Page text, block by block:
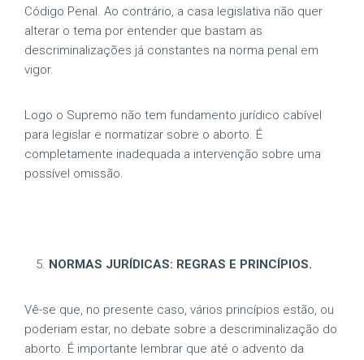
Código Penal. Ao contrário, a casa legislativa não quer
alterar o tema por entender que bastam as
descriminalizações já constantes na norma penal em
vigor.
Logo o Supremo não tem fundamento jurídico cabível
para legislar e normatizar sobre o aborto. É
completamente inadequada a intervenção sobre uma
possível omissão.
NORMAS JURÍDICAS: REGRAS E PRINCÍPIOS.
Vê-se que, no presente caso, vários princípios estão, ou
poderiam estar, no debate sobre a descriminalização do
aborto. É importante lembrar que até o advento da